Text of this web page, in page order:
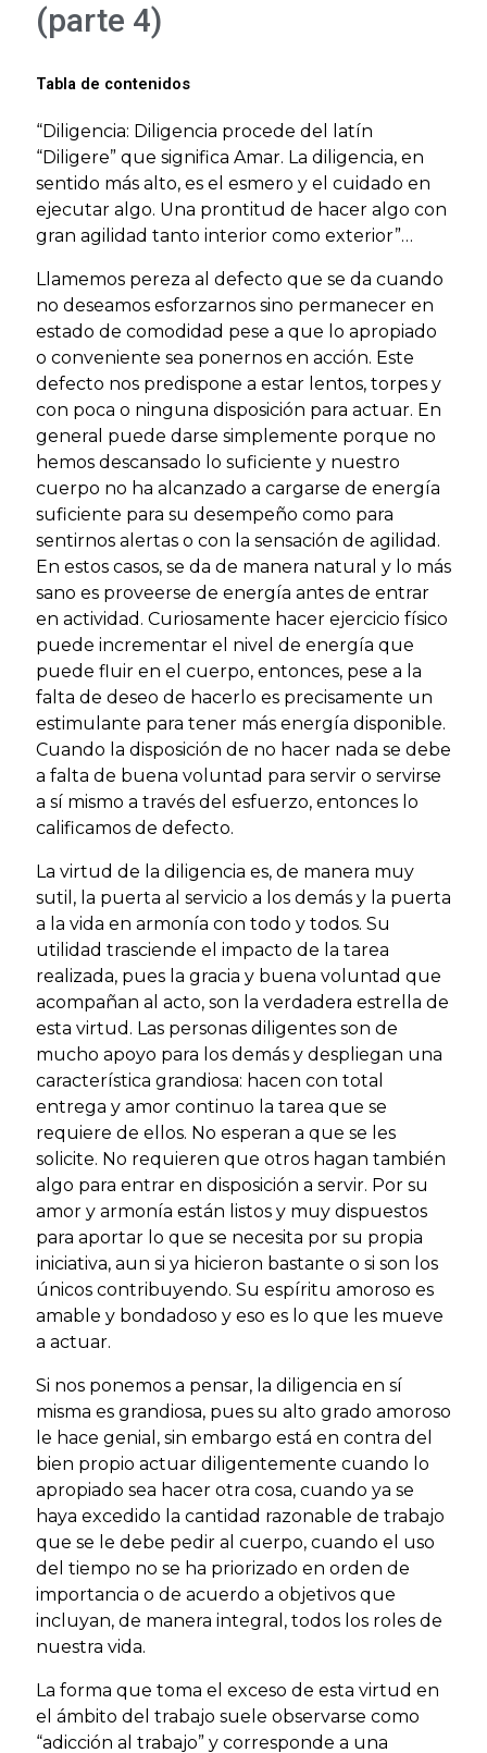
(parte 4)
Tabla de contenidos
“Diligencia: Diligencia procede del latín
“Diligere” que significa Amar. La diligencia, en
sentido más alto, es el esmero y el cuidado en
ejecutar algo. Una prontitud de hacer algo con
gran agilidad tanto interior como exterior”…
Llamemos pereza al defecto que se da cuando
no deseamos esforzarnos sino permanecer en
estado de comodidad pese a que lo apropiado
o conveniente sea ponernos en acción. Este
defecto nos predispone a estar lentos, torpes y
con poca o ninguna disposición para actuar. En
general puede darse simplemente porque no
hemos descansado lo suficiente y nuestro
cuerpo no ha alcanzado a cargarse de energía
suficiente para su desempeño como para
sentirnos alertas o con la sensación de agilidad.
En estos casos, se da de manera natural y lo más
sano es proveerse de energía antes de entrar
en actividad. Curiosamente hacer ejercicio físico
puede incrementar el nivel de energía que
puede fluir en el cuerpo, entonces, pese a la
falta de deseo de hacerlo es precisamente un
estimulante para tener más energía disponible.
Cuando la disposición de no hacer nada se debe
a falta de buena voluntad para servir o servirse
a sí mismo a través del esfuerzo, entonces lo
calificamos de defecto.
La virtud de la diligencia es, de manera muy
sutil, la puerta al servicio a los demás y la puerta
a la vida en armonía con todo y todos. Su
utilidad trasciende el impacto de la tarea
realizada, pues la gracia y buena voluntad que
acompañan al acto, son la verdadera estrella de
esta virtud. Las personas diligentes son de
mucho apoyo para los demás y despliegan una
característica grandiosa: hacen con total
entrega y amor continuo la tarea que se
requiere de ellos. No esperan a que se les
solicite. No requieren que otros hagan también
algo para entrar en disposición a servir. Por su
amor y armonía están listos y muy dispuestos
para aportar lo que se necesita por su propia
iniciativa, aun si ya hicieron bastante o si son los
únicos contribuyendo. Su espíritu amoroso es
amable y bondadoso y eso es lo que les mueve
a actuar.
Si nos ponemos a pensar, la diligencia en sí
misma es grandiosa, pues su alto grado amoroso
le hace genial, sin embargo está en contra del
bien propio actuar diligentemente cuando lo
apropiado sea hacer otra cosa, cuando ya se
haya excedido la cantidad razonable de trabajo
que se le debe pedir al cuerpo, cuando el uso
del tiempo no se ha priorizado en orden de
importancia o de acuerdo a objetivos que
incluyan, de manera integral, todos los roles de
nuestra vida.
La forma que toma el exceso de esta virtud en
el ámbito del trabajo suele observarse como
“adicción al trabajo” y corresponde a una